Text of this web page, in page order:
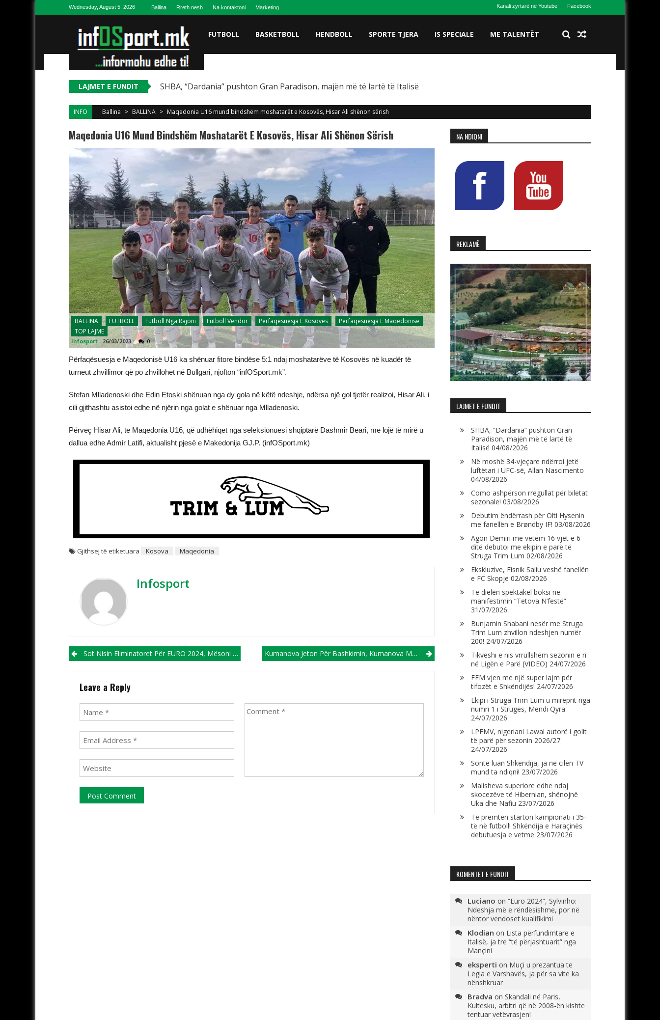
Skip to contentWednesday, August 5, 2026 Ballina Rreth nesh Na kontaktoni Marketing Kanali zyrtarë në Youtube Facebook
FUTBOLL BASKETBOLL HENDBOLL SPORTE TJERA IS SPECIALE ME TALENTËT
LAJMET E FUNDIT SHBA, “Dardania” pushton Gran Paradison, majën më të lartë të Italisë
INFO Ballina > BALLINA > Maqedonia U16 mund bindshëm moshatarët e Kosovës, Hisar Ali shënon sërish
Maqedonia U16 Mund Bindshëm Moshatarët E Kosovës, Hisar Ali Shënon Sërish
BALLINA FUTBOLL Futboll Nga Rajoni Futboll Vendor Përfaqësuesja E Kosovës
Përfaqësuesja E Maqedonisë
TOP LAJME
infosport -26/03/2023 0
Përfaqësuesja e Maqedonisë U16 ka shënuar fitore bindëse 5:1 ndaj moshatarëve të Kosovës në kuadër të
turneut zhvillimor që po zhvillohet në Bullgari, njofton “infOSport.mk”.
Stefan Mlladenoski dhe Edin Etoski shënuan nga dy gola në këtë ndeshje, ndërsa një gol tjetër realizoi, Hisar Ali, i
cili gjithashtu asistoi edhe në njërin nga golat e shënuar nga Mlladenoski.
Përveç Hisar Ali, te Maqedonia U16, që udhëhiqet nga seleksionuesi shqiptarë Dashmir Beari, me lojë të mirë u
dallua edhe Admir Latifi, aktualisht pjesë e Makedonija GJ.P. (infOSport.mk)
Gjithsej të etiketuara Kosova Maqedonia
Infosport
Post navigation
Sot Nisin Eliminatoret Për EURO 2024, Mësoni Të Gjitha Përballjet Kumanova Jeton Për Bashkimin, Kumanova Meriton Futboll Elitar!
Leave a Reply
NA NDIQNI
REKLAMË
LAJMET E FUNDIT
SHBA, “Dardania” pushton Gran
Paradison, majën më të lartë të
Italisë 04/08/2026
Në moshë 34-vjeçare ndërroi jetë
luftëtari i UFC-së, Allan Nascimento
04/08/2026
Como ashpërson rregullat për biletat
sezonale! 03/08/2026
Debutim ëndërrash për Olti Hysenin
me fanellën e Brøndby IF! 03/08/2026
Agon Demiri me vetëm 16 vjet e 6
ditë debutoi me ekipin e parë të
Struga Trim Lum 02/08/2026
Ekskluzive, Fisnik Saliu veshë fanellën
e FC Skopje 02/08/2026
Të dielën spektakël boksi në
manifestimin “Tetova N’festë”
31/07/2026
Bunjamin Shabani nesër me Struga
Trim Lum zhvillon ndeshjen numër
200! 24/07/2026
Tikveshi e nis vrrullshëm sezonin e ri
në Ligën e Parë (VIDEO) 24/07/2026
FFM vjen me një super lajm për
tifozët e Shkëndijës! 24/07/2026
Ekipi i Struga Trim Lum u mirëprit nga
numri 1 i Strugës, Mendi Qyra
24/07/2026
LPFMV, nigeriani Lawal autorë i golit
të parë për sezonin 2026/27
24/07/2026
Sonte luan Shkëndija, ja në cilën TV
mund ta ndiqni! 23/07/2026
Malisheva superiore edhe ndaj
skocezëve të Hibernian, shënojnë
Uka dhe Nafiu 23/07/2026
Të premtën starton kampionati i 35-
të në futboll! Shkëndija e Haraçinës
debutuesja e vetme 23/07/2026
KOMENTET E FUNDIT
Luciano on “Euro 2024”, Sylvinho:
Ndeshja më e rëndësishme, por në
nëntor vendoset kualifikimi
Klodian on Lista përfundimtare e
Italisë, ja tre “të përjashtuarit” nga
Mançini
eksperti on Muçi u prezantua te
Legia e Varshavës, ja për sa vite ka
nënshkruar
Bradva on Skandali në Paris,
Kultesku, arbitri që në 2008-ën kishte
tentuar vetëvrasjen!